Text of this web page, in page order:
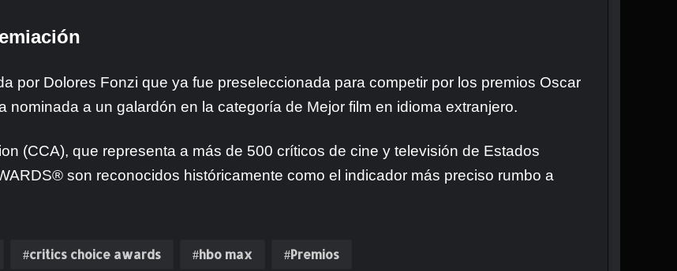
por Dolores Fonzi que ya fue preseleccionada para competir por los premios Oscar
a un galardón en la categoría de Mejor film en idioma extranjero.
(CCA), que representa a más de 500 críticos de cine y televisión de Estados
son reconocidos históricamente como el indicador más preciso rumbo a
critics choice awards hbo max Premios